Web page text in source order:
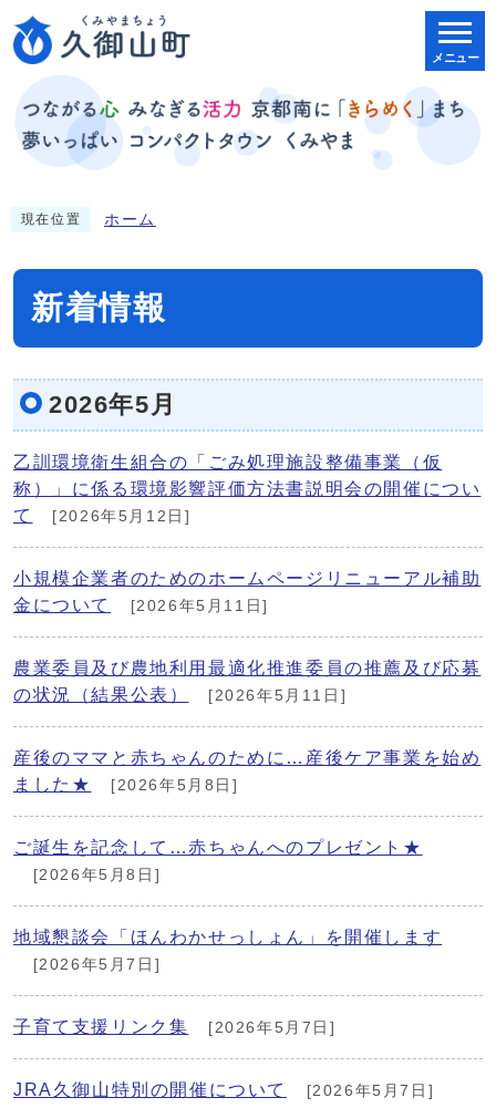
メニュー
現在位置 ホーム
新着情報
2026年5月
乙訓環境衛生組合の「ごみ処理施設整備事業（仮
称）」に係る環境影響評価方法書説明会の開催につい
て
[2026年5月12日]
小規模企業者のためのホームページリニューアル補助
金について
[2026年5月11日]
農業委員及び農地利用最適化推進委員の推薦及び応募
の状況（結果公表）
[2026年5月11日]
産後のママと赤ちゃんのために…産後ケア事業を始め
ました★
[2026年5月8日]
ご誕生を記念して…赤ちゃんへのプレゼント★
[2026年5月8日]
地域懇談会「ほんわかせっしょん」を開催します
[2026年5月7日]
子育て支援リンク集 [2026年5月7日]
JRA久御山特別の開催について
[2026年5月7日]